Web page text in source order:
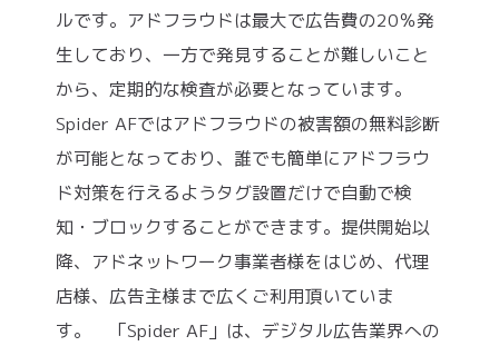
ルです。アドフラウドは最大で広告費の20％発
生しており、一方で発見することが難しいこと
から、定期的な検査が必要となっています。
Spider AFではアドフラウドの被害額の無料診断
が可能となっており、誰でも簡単にアドフラウ
ド対策を行えるようタグ設置だけで自動で検
知・ブロックすることができます。提供開始以
降、アドネットワーク事業者様をはじめ、代理
店様、広告主様まで広くご利用頂いていま
す。 「Spider AF」は、デジタル広告業界への